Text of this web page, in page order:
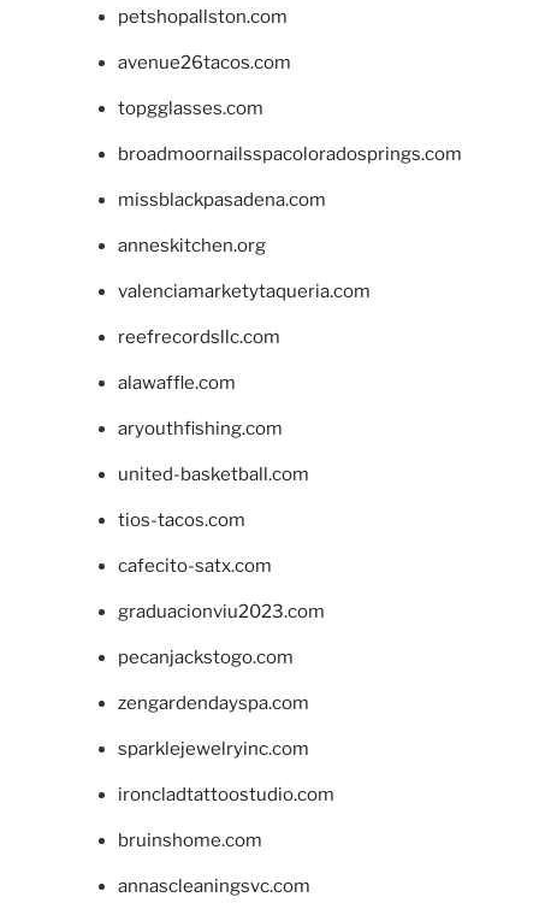
petshopallston.com
avenue26tacos.com
topgglasses.com
broadmoornailsspacoloradosprings.com
missblackpasadena.com
anneskitchen.org
valenciamarketytaqueria.com
reefrecordsllc.com
alawaffle.com
aryouthfishing.com
united-basketball.com
tios-tacos.com
cafecito-satx.com
graduacionviu2023.com
pecanjackstogo.com
zengardendayspa.com
sparklejewelryinc.com
ironcladtattoostudio.com
bruinshome.com
annascleaningsvc.com